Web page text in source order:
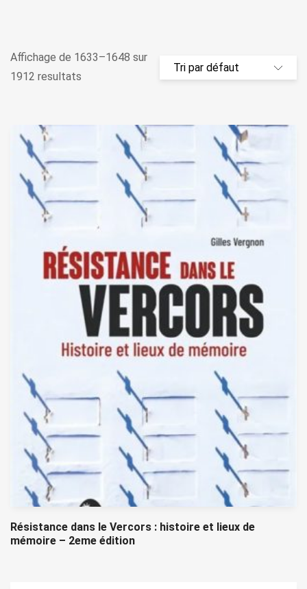
Affichage de 1633–1648 sur
1912 resultats
Résistance dans le Vercors : histoire et lieux de
mémoire – 2eme édition